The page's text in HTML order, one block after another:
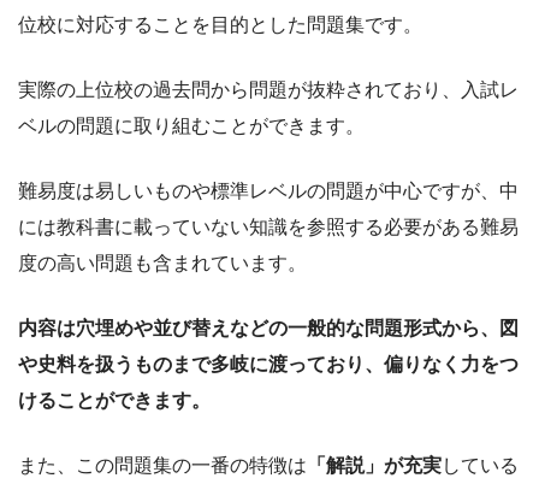
位校に対応することを目的とした問題集です。
実際の上位校の過去問から問題が抜粋されており、入試レ
ベルの問題に取り組むことができます。
難易度は易しいものや標準レベルの問題が中心ですが、中
には教科書に載っていない知識を参照する必要がある難易
度の高い問題も含まれています。
内容は穴埋めや並び替えなどの一般的な問題形式から、図
や史料を扱うものまで多岐に渡っており、偏りなく力をつ
けることができます。
また、この問題集の一番の特徴は 「解説」が充実している